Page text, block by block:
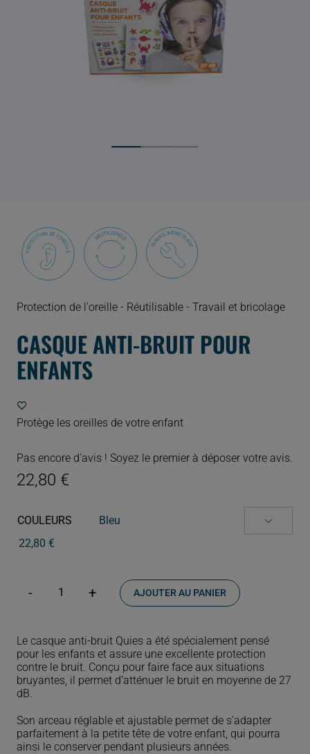
Protection de l'oreille - Réutilisable - Travail et bricolage
CASQUE ANTI-BRUIT POUR
ENFANTS
Protège les oreilles de votre enfant
Pas encore d'avis ! Soyez le premier à déposer votre avis.
22,80 €
COULEURS 
22,80 €
quantité
anti-
bruit
pour
enfants
AJOUTER AU PANIER
Le casque anti-bruit Quies a été spécialement pensé
pour les enfants et assure une excellente protection
contre le bruit. Conçu pour faire face aux situations
bruyantes, il permet d’atténuer le bruit en moyenne de 27
dB.
Son arceau réglable et ajustable permet de s’adapter
parfaitement à la petite tête de votre enfant, qui pourra
ainsi le conserver pendant plusieurs années.